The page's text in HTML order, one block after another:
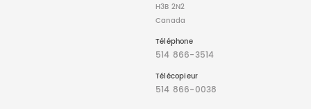
H3B 2N2
Canada
Téléphone
514 866-3514
Télécopieur
514 866-0038